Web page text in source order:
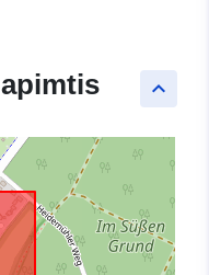
keyboard_arrow_up